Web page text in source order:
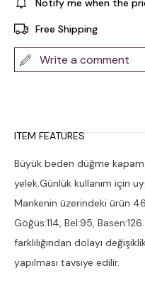
Notify me when the
Free Shipping
Write a comment
ITEM FEATURES
Büyük beden düğme
yelek.Günlük kullanım için
Mankenin üzerindeki ürün
Göğüs:114, Bel:95,
farklılığından dolayı
yapılması tavsiye edilir.